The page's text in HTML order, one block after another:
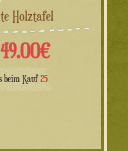
Holztafel
Ursprünglicher
Preis
49.00€Aktueller
beim Kauf25